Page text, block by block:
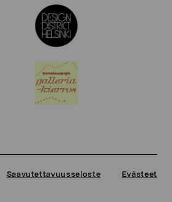
Saavutettavuusseloste Evästeet